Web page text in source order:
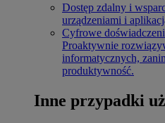
Dostęp zdalny i
urządzeniami i
Cyfrowe
Proaktywnie
informatycznych,
produktywność.
Inne przypadki